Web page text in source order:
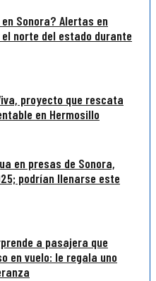
Sonora? Alertas en
norte del estado durante
proyecto que rescata
en Hermosillo
en presas de Sonora,
podrían llenarse este
a pasajera que
en vuelo: le regala uno